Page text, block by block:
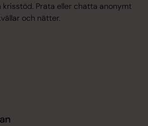
Prata eller chatta anonymt
och nätter.